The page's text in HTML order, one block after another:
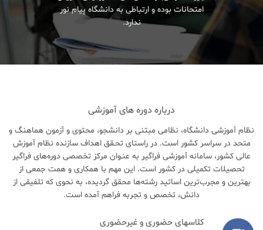
امتحانات بوده و ارتباطی به دانشگاه پیام نور
ندارد.
درباره دوره های آموزشی
نظام آموزشی دانشگاه، نظامی مبتنی بر دانشجو، محتوی و آزمون هماهنگ و
متحد در سراسر کشور است. در راستای تحـقق اهداف سازنده نظام آموزش
عالی کشور، سامانه آموزشی فراگیر به عنـوان مرکز تخصصی دوره‌های فراگیر
تحصیلات تکمیلی در کشور است. این مهم با همکاری و همت جمعی از
بهترین و مجرب‌ترین اساتید رشته‌ها محقق گردیده، به نحوی که تلفیقی از
دانش، تخصص و تجربه فراهم آمده است.
کلاسهای حضوری و غیرحضوری